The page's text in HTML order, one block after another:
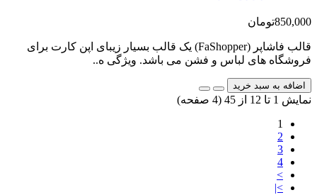
850,000تومان
قالب فاشاپر (FaShopper) یک قالب بسیار زیبای اپن کارت برای
فروشگاه های لباس و فشن می باشد. ویژگی ه..
اضافه به سبد خرید
نمایش 1 تا 12 از 45 (4 صفحه)
1
2
3
4
>
>|